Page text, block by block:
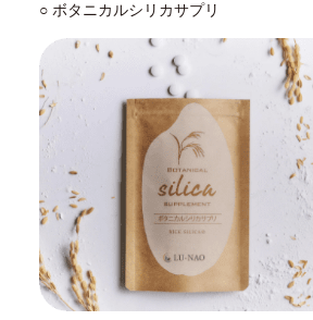
○ ボタニカルシリカサプリ